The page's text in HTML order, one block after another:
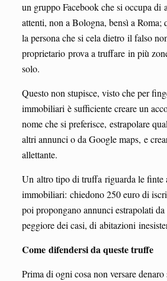
un gruppo Facebook che si occupa di
attenti, non a Bologna, bensì a Roma;
la persona che si cela dietro il falso
proprietario prova a truffare in più
solo.
Questo non stupisce, visto che per
immobiliari è sufficiente creare un
nome che si preferisce, estrapolare
altri annunci o da Google maps, e
allettante.
Un altro tipo di truffa riguarda le finte
immobiliari: chiedono 250 euro di
poi propongano annunci estrapolati
peggiore dei casi, di abitazioni
Come difendersi da queste truffe
Prima di ogni cosa non versare denaro